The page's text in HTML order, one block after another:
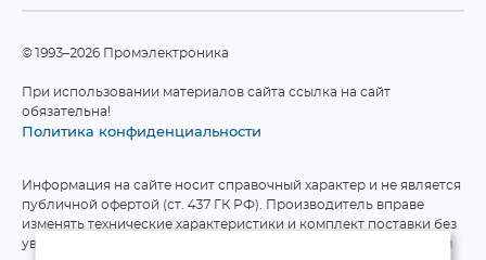
©1993–2026 Промэлектроника
При использовании материалов сайта ссылка на сайт
обязательна!
Политика конфиденциальности
Информация на сайте носит справочный характер и не является
публичной офертой (ст. 437 ГК РФ). Производитель вправе
изменять технические характеристики и комплект поставки без
уведомления. Актуальные данные приведены на официальном